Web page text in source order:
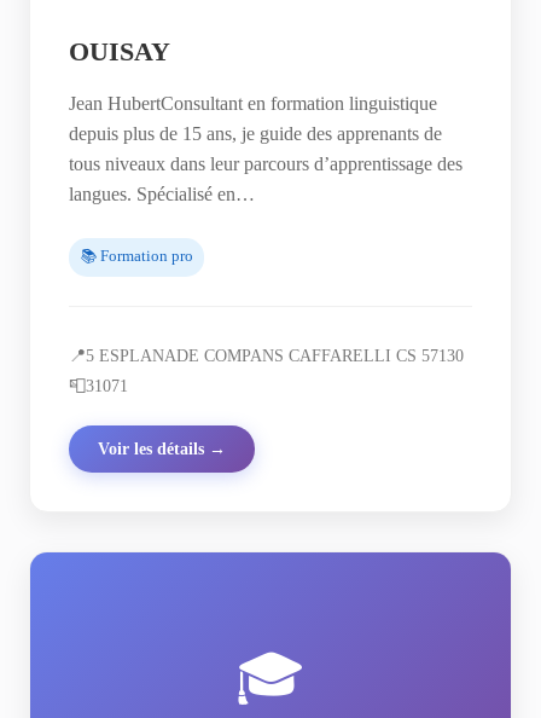
OUISAY
Jean HubertConsultant en formation linguistique
depuis plus de 15 ans, je guide des apprenants de
tous niveaux dans leur parcours d’apprentissage des
langues. Spécialisé en…
📚 Formation pro
📍5 ESPLANADE COMPANS CAFFARELLI CS 57130
📮31071
Voir les détails →
🎓